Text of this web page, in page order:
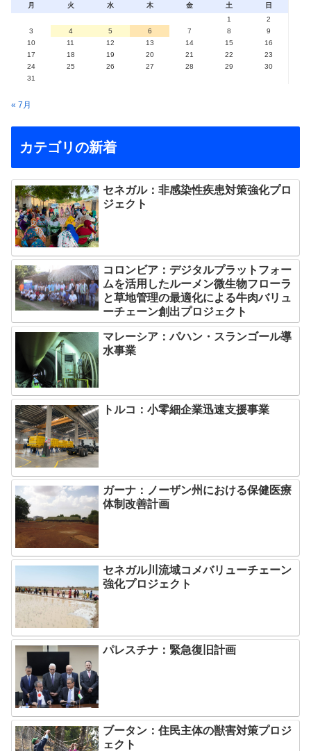
月 火 水 木 金 土
日
1
2
3
4 5 6 7 8
9
10
11 12 13 14 15
16
17
18 19 20 21 22
23
24
25 26 27 28 29
30
31
« 7月
カテゴリの新着
セネガル：非感染性疾患対策強化プロ
ジェクト
コロンビア：デジタルプラットフォー
ムを活用したルーメン微生物フローラ
と草地管理の最適化による牛肉バリュ
ーチェーン創出プロジェクト
マレーシア：パハン・スランゴール導
水事業
トルコ：小零細企業迅速支援事業
ガーナ：ノーザン州における保健医療
体制改善計画
セネガル川流域コメバリューチェーン
強化プロジェクト
パレスチナ：緊急復旧計画
ブータン：住民主体の獣害対策プロジ
ェクト